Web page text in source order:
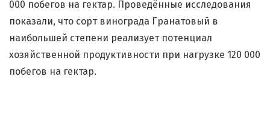
000 побегов на гектар. Проведённые исследования
показали, что сорт винограда Гранатовый в
наибольшей степени реализует потенциал
хозяйственной продуктивности при нагрузке 120 000
побегов на гектар.